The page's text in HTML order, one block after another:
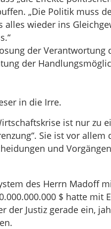
„Die Politik muss
alles wieder ins
der Verantwortung
der
in die Irre.
ist nur zu
Sie ist vor
und
des Herrn Madoff
$ hatte mit
der Justiz gerade ein,